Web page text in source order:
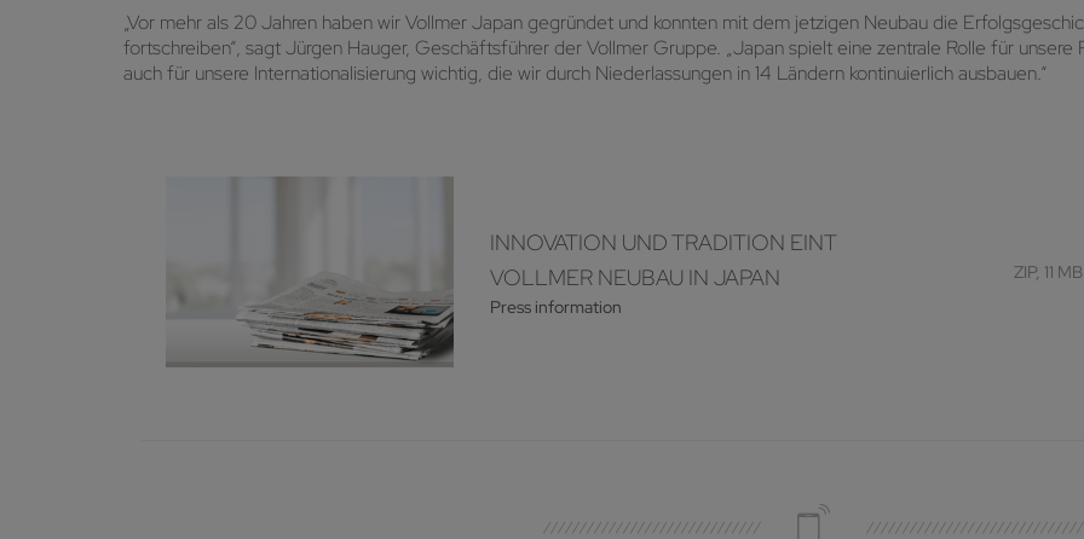
„Vor mehr als 20 Jahren haben wir Vollmer Japan gegründet und konnten mit dem jetzigen Neubau die
fortschreiben“, sagt Jürgen Hauger, Geschäftsführer der Vollmer Gruppe. „Japan spielt eine zentrale Rolle für
auch für unsere Internationalisierung wichtig, die wir durch Niederlassungen in 14 Ländern kontinuierlich ausbauen.“
INNOVATION UND TRADITION EINT
VOLLMER NEUBAU IN JAPAN
Press information
ZIP, 11 MB